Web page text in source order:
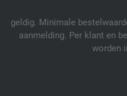
geldig. Minimale
aanmelding. Per klant en
worden